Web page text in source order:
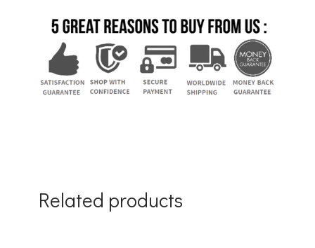
Related products